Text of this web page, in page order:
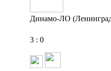
Динамо-ЛО
3 : 0